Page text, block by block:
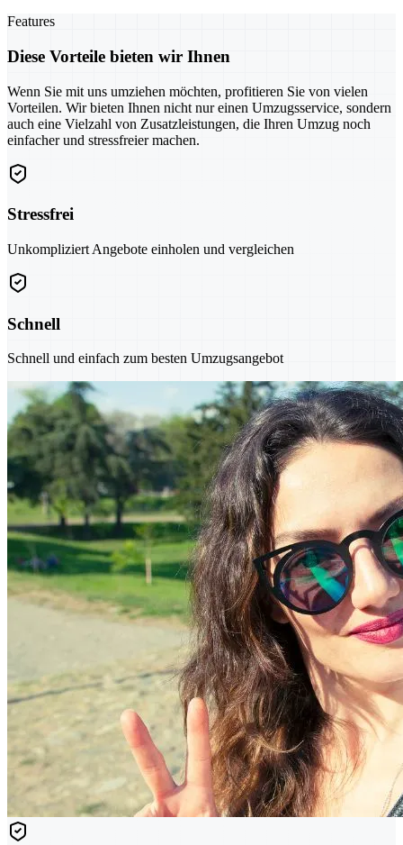
Features
Diese Vorteile bieten wir Ihnen
Wenn Sie mit uns umziehen möchten, profitieren Sie von vielen
Vorteilen. Wir bieten Ihnen nicht nur einen Umzugsservice, sondern
auch eine Vielzahl von Zusatzleistungen, die Ihren Umzug noch
einfacher und stressfreier machen.
Stressfrei
Unkompliziert Angebote einholen und vergleichen
Schnell
Schnell und einfach zum besten Umzugsangebot